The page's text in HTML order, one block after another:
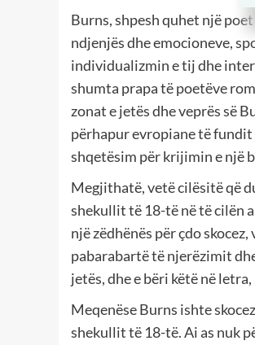
Burns, shpesh quhet një
ndjenjës dhe emocioneve,
individualizmin e tij dhe
shumta prapa të poetëve
zonat e jetës dhe veprës së
përhapur evropiane të
shqetësim për krijimin e një
Megjithatë, vetë cilësitë që
shekullit të 18-të në të cilën
një zëdhënës për çdo
pabarabartë të njerëzimit
jetës, dhe e bëri këtë në
Meqenëse Burns ishte
shekullit të 18-të. Ai as nuk